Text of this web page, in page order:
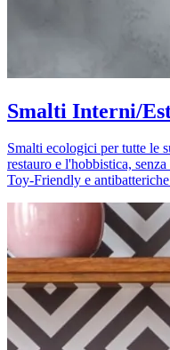
Smalti Interni/
Smalti ecologici per tutte le
restauro e l'hobbistica,
Toy-Friendly e